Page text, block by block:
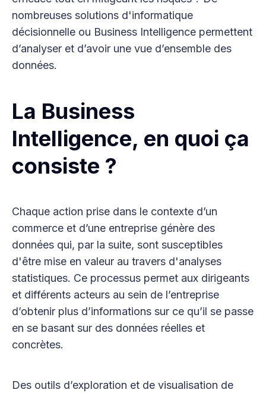
nombreuses solutions d'informatique
décisionnelle ou Business Intelligence permettent
d’analyser et d’avoir une vue d’ensemble des
données.
La Business
Intelligence, en quoi ça
consiste ?
Chaque action prise dans le contexte d’un
commerce et d’une entreprise génère des
données qui, par la suite, sont susceptibles
d'être mise en valeur au travers d'analyses
statistiques. Ce processus permet aux dirigeants
et différents acteurs au sein de l’entreprise
d’obtenir plus d’informations sur ce qu’il se passe
en se basant sur des données réelles et
concrètes.
Des outils d’exploration et de visualisation de